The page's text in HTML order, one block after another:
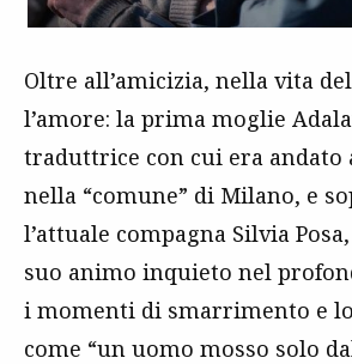
Oltre all’amicizia, nella vita del
l’amore: la prima moglie
traduttrice con cui era andato
nella “comune” di Milano, e
l’attuale compagna Silvia
suo animo inquieto nel
i momenti di smarrimento e
come “un uomo mosso solo